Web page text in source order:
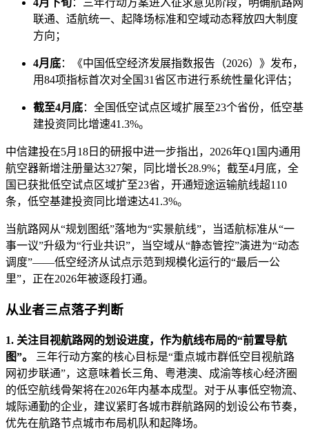
4月下旬：三年行动方案进入征求意见阶段，明确航路网
联通、适航统一、起降场标准和空域动态释放四大制度
方向；
4月底：《中国低空经济发展指数报告（2026）》发布，
用84项指标首次对全国31省区市进行系统性量化评估；
截至4月底：全国低空试点区域扩展至23个省份，低空基
建投资同比增速41.3%。
中信建投在5月18日的研报中进一步指出，2026年Q1国内通用
航空器新增注册量达327架，同比增长28.9%；截至4月底，全
国已获批低空试点区域扩至23省，开通短途运输航线超110
条，低空基建投资同比增速达41.3%。
当航路网从“规划图纸”落地为“实景航线”，当适航标准从“一
事一议”升级为“行业共识”，当空域从“静态管控”演进为“动态
调度”——低空经济从试点示范到规模化运行的“最后一公
里”，正在2026年被逐段打通。
从业者三点落子判断
1. 关注目视航路网的划设进度，作为航线布局的“前置导航
图”。
三年行动方案的核心目标是“重点城市群低空目视航路
网初步联通”，这意味着长三角、粤港澳、成渝等核心经济圈
的低空航线骨架将在2026年内基本成型。对于从事低空物流、
城际通勤的企业，建议紧盯各城市群航路网的划设公布节奏，
优先在航路节点城市布局机队和起降场。